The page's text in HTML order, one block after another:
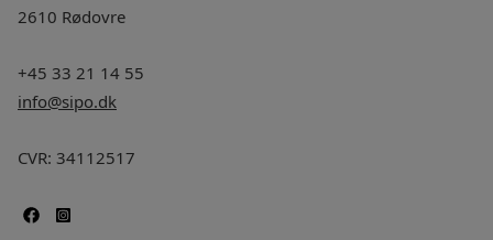
2610 Rødovre
+45 33 21 14 55
info@sipo.dk
CVR: 34112517